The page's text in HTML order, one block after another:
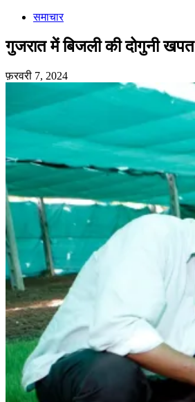
समाचार
गुजरात में बिजली की दोगुनी खपत
फ़रवरी 7, 2024